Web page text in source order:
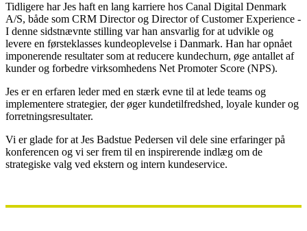
Tidligere har Jes haft en lang karriere hos Canal Digital Denmark
A/S, både som CRM Director og Director of Customer Experience -
I denne sidstnævnte stilling var han ansvarlig for at udvikle og
levere en førsteklasses kundeoplevelse i Danmark. Han har opnået
imponerende resultater som at reducere kundechurn, øge antallet af
kunder og forbedre virksomhedens Net Promoter Score (NPS).
Jes er en erfaren leder med en stærk evne til at lede teams og
implementere strategier, der øger kundetilfredshed, loyale kunder og
forretningsresultater.
Vi er glade for at Jes Badstue Pedersen vil dele sine erfaringer på
konferencen og vi ser frem til en inspirerende indlæg om de
strategiske valg ved ekstern og intern kundeservice.